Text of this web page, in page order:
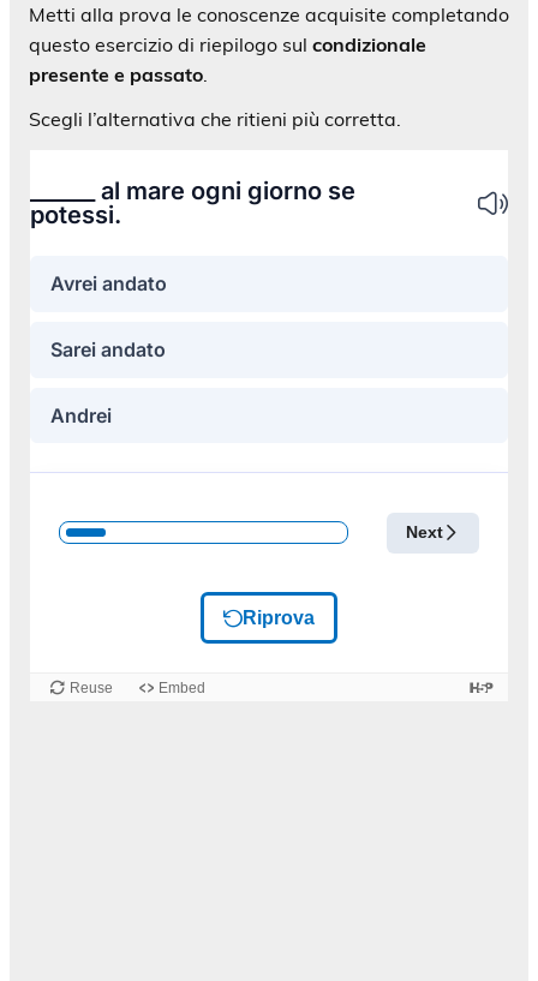
Metti alla prova le conoscenze acquisite completando
questo esercizio di riepilogo sul condizionale
presente e passato
Scegli l’alternativa che ritieni più corretta.